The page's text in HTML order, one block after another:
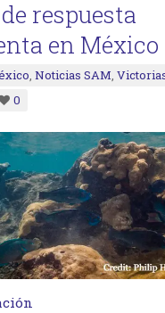
respuesta
en México
,Noticias SAM,
0